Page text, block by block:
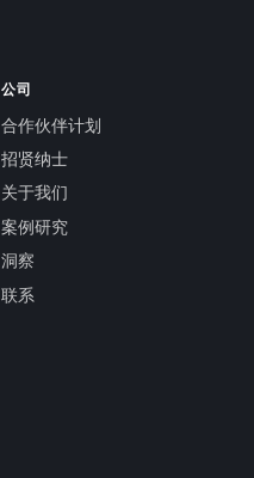
公司
合作伙伴计划
招贤纳士
关于我们
案例研究
洞察
联系